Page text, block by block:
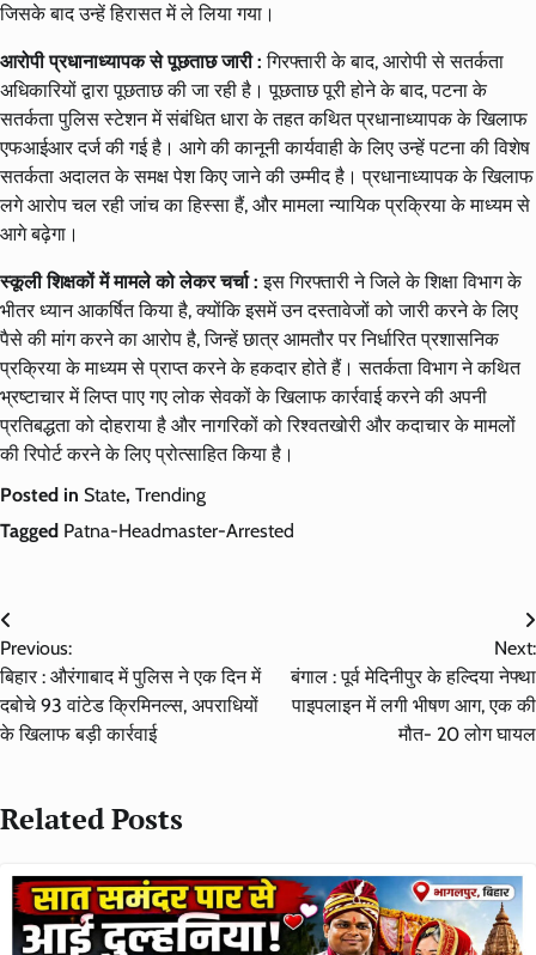
जिसके बाद उन्हें हिरासत में ले लिया गया।
आरोपी प्रधानाध्यापक से पूछताछ जारी : गिरफ्तारी के बाद, आरोपी से सतर्कता
अधिकारियों द्वारा पूछताछ की जा रही है। पूछताछ पूरी होने के बाद, पटना के
सतर्कता पुलिस स्टेशन में संबंधित धारा के तहत कथित प्रधानाध्यापक के खिलाफ
एफआईआर दर्ज की गई है। आगे की कानूनी कार्यवाही के लिए उन्हें पटना की विशेष
सतर्कता अदालत के समक्ष पेश किए जाने की उम्मीद है। प्रधानाध्यापक के खिलाफ
लगे आरोप चल रही जांच का हिस्सा हैं, और मामला न्यायिक प्रक्रिया के माध्यम से
आगे बढ़ेगा।
स्कूली शिक्षकों में मामले को लेकर चर्चा : इस गिरफ्तारी ने जिले के शिक्षा विभाग के
भीतर ध्यान आकर्षित किया है, क्योंकि इसमें उन दस्तावेजों को जारी करने के लिए
पैसे की मांग करने का आरोप है, जिन्हें छात्र आमतौर पर निर्धारित प्रशासनिक
प्रक्रिया के माध्यम से प्राप्त करने के हकदार होते हैं। सतर्कता विभाग ने कथित
भ्रष्टाचार में लिप्त पाए गए लोक सेवकों के खिलाफ कार्रवाई करने की अपनी
प्रतिबद्धता को दोहराया है और नागरिकों को रिश्वतखोरी और कदाचार के मामलों
की रिपोर्ट करने के लिए प्रोत्साहित किया है।
Posted in State, Trending
Tagged Patna-Headmaster-Arrested
Post
navigation
Previous:
बिहार : औरंगाबाद में पुलिस ने एक दिन में
दबोचे 93 वांटेड क्रिमिनल्स, अपराधियों
के खिलाफ बड़ी कार्रवाई
Next:
बंगाल : पूर्व मेदिनीपुर के हल्दिया नेफ्था
पाइपलाइन में लगी भीषण आग, एक की
मौत- 20 लोग घायल
Related Posts